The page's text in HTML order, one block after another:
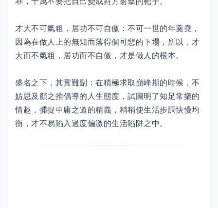
才大不可氣粗，居功不可自傲：不可一世的年羹堯，
因為在做人上的無知而落得個可悲的下場，所以，才
大而不氣粗，居功而不自傲，才是做人的根本。
盛名之下，其實難副：在積極求取巔峰期的時候，不
妨思及顏之推倡導的人生態度，試圖明了知足常樂的
情趣，捕捉中庸之道的精義，稍稍使生活步調快慢均
衡，才不易陷入過度偏激的生活陷阱之中。